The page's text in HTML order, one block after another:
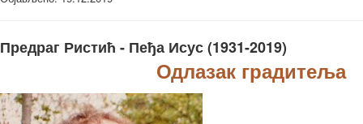
Предраг Ристић - Пеђа Исус (1931-2019)
Одлазак градитеља